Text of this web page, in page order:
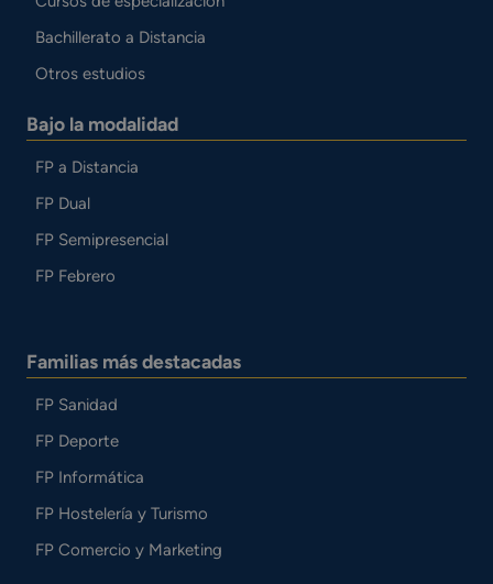
Bachillerato a Distancia
Otros estudios
Bajo la modalidad
FP a Distancia
FP Dual
FP Semipresencial
FP Febrero
Familias más destacadas
FP Sanidad
FP Deporte
FP Informática
FP Hostelería y Turismo
FP Comercio y Marketing